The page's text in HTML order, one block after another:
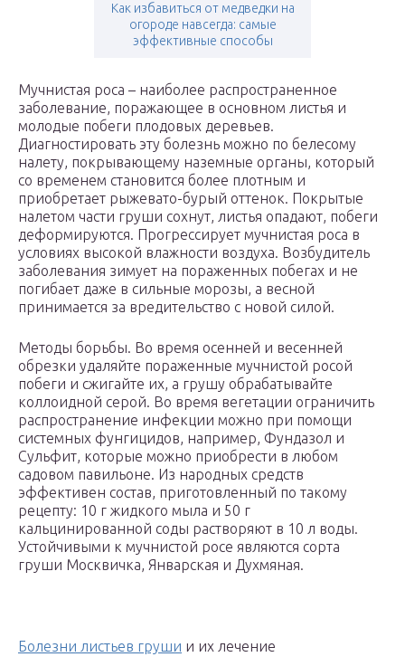
Как избавиться от медведки на
огороде навсегда: самые
эффективные способы
Мучнистая роса – наиболее распространенное
заболевание, поражающее в основном листья и
молодые побеги плодовых деревьев.
Диагностировать эту болезнь можно по белесому
налету, покрывающему наземные органы, который
со временем становится более плотным и
приобретает рыжевато-бурый оттенок. Покрытые
налетом части груши сохнут, листья опадают, побеги
деформируются. Прогрессирует мучнистая роса в
условиях высокой влажности воздуха. Возбудитель
заболевания зимует на пораженных побегах и не
погибает даже в сильные морозы, а весной
принимается за вредительство с новой силой.
Методы борьбы. Во время осенней и весенней
обрезки удаляйте пораженные мучнистой росой
побеги и сжигайте их, а грушу обрабатывайте
коллоидной серой. Во время вегетации ограничить
распространение инфекции можно при помощи
системных фунгицидов, например, Фундазол и
Сульфит, которые можно приобрести в любом
садовом павильоне. Из народных средств
эффективен состав, приготовленный по такому
рецепту: 10 г жидкого мыла и 50 г
кальцинированной соды растворяют в 10 л воды.
Устойчивыми к мучнистой росе являются сорта
груши Москвичка, Январская и Духмяная.
Болезни листьев груши и их лечение